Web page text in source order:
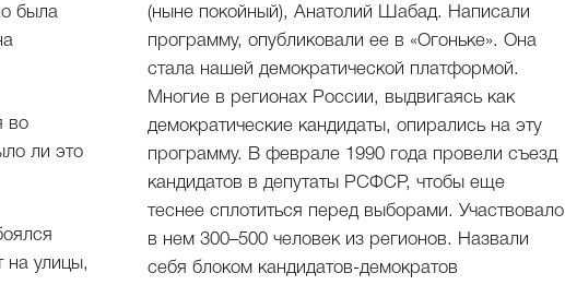
была
во
ли это
на улицы,
(ныне покойный), Анатолий Шабад. Написали
программу, опубликовали ее в «Огоньке». Она
стала нашей демократической платформой.
Многие в регионах России, выдвигаясь как
демократические кандидаты, опирались на эту
программу. В феврале 1990 года провели съезд
кандидатов в депутаты РСФСР, чтобы еще
теснее сплотиться перед выборами. Участвовало
в нем 300–500 человек из регионов. Назвали
себя блоком кандидатов-демократов